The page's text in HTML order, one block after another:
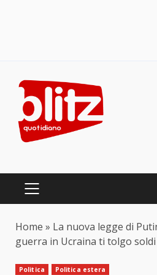
content
PRIMARY
Home » La nuova legge di
guerra in Ucraina ti tolgo soldi
Politica Politica estera